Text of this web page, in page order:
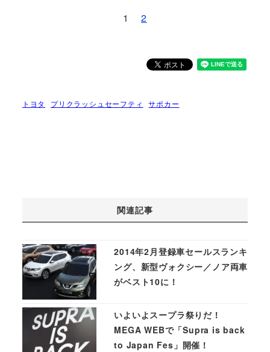
1 2
トヨタ プリクラッシュセーフティ サポカー
関連記事
2014年2月登録車セールスランキ
ング、新型ヴォクシー／ノア両車
がベスト10に！
いよいよスープラ祭りだ！
MEGA WEBで「Supra is back
to Japan Fes」開催！